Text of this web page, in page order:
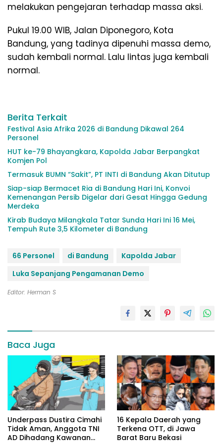
melakukan pengejaran terhadap massa aksi.
Pukul 19.00 WIB, Jalan Diponegoro, Kota
Bandung, yang tadinya dipenuhi massa demo,
sudah kembali normal. Lalu lintas juga kembali
normal.
Berita Terkait
Festival Asia Afrika 2026 di Bandung Dikawal 264
Personel
HUT ke-79 Bhayangkara, Kapolda Jabar Berpangkat
Komjen Pol
Termasuk BUMN “Sakit”, PT INTI di Bandung Akan Ditutup
Siap-siap Bermacet Ria di Bandung Hari Ini, Konvoi
Kemenangan Persib Digelar dari Gesat Hingga Gedung
Merdeka
Kirab Budaya Milangkala Tatar Sunda Hari Ini 16 Mei,
Tempuh Rute 3,5 Kilometer di Bandung
66 Personel di Bandung
Kapolda Jabar
Luka Sepanjang Pengamanan Demo
Editor: Herman S
Baca Juga
Underpass Dustira Cimahi
Tidak Aman, Anggota TNI
AD Dihadang Kawanan
16 Kepala Daerah yang
Terkena OTT, di Jawa
Barat Baru Bekasi